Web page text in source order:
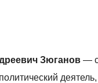
Зюганов —